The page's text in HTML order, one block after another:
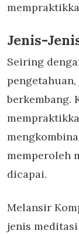
Jenis-
Seiring
berkembang.
memperoleh
dicapai.
Melansir
jenis